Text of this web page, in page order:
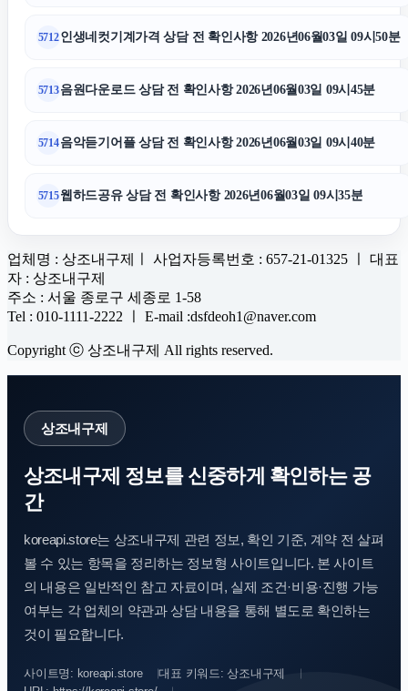
5712인생네컷기계가격 상담 전 확인사항 2026년06월03일 09시50분
5713음원다운로드 상담 전 확인사항 2026년06월03일 09시45분
5714음악듣기어플 상담 전 확인사항 2026년06월03일 09시40분
5715웹하드공유 상담 전 확인사항 2026년06월03일 09시35분
업체명 : 상조내구제ㅣ 사업자등록번호 : 657-21-01325 ㅣ 대표
자 : 상조내구제
주소 : 서울 종로구 세종로 1-58
Tel : 010-1111-2222 ㅣ E-mail :dsfdeoh1@naver.com
Copyright ⓒ 상조내구제 All rights reserved.
상조내구제
상조내구제 정보를 신중하게 확인하는 공
간
koreapi.store는 상조내구제 관련 정보, 확인 기준, 계약 전 살펴
볼 수 있는 항목을 정리하는 정보형 사이트입니다. 본 사이트
의 내용은 일반적인 참고 자료이며, 실제 조건·비용·진행 가능
여부는 각 업체의 약관과 상담 내용을 통해 별도로 확인하는
것이 필요합니다.
사이트명: koreapi.store
대표 키워드: 상조내구제